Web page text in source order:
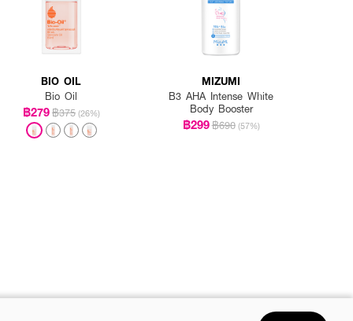
BIO OIL
Bio Oil
฿279฿375 (26%)
MIZUMI
B3 AHA Intense White
Body Booster
฿299฿690 (57%)